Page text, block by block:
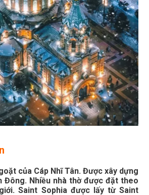
của Cáp Nhĩ Tân. Được xây dựng
Đông. Nhiều nhà thờ được đặt theo
Saint Sophia được lấy từ Saint